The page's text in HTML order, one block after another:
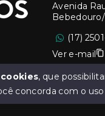
Avenida
(17)
Ver e-mail
cookies, que
concorda com o uso